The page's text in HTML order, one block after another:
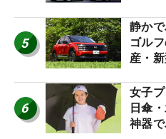
5
静か
ゴル
産・
6
女子
日傘
神器